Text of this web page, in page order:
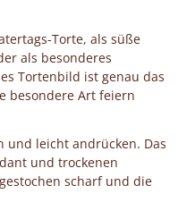
Torte, als süße
als besonderes
Tortenbild ist genau das
besondere Art feiern
und leicht andrücken. Das
und trockenen
scharf und die